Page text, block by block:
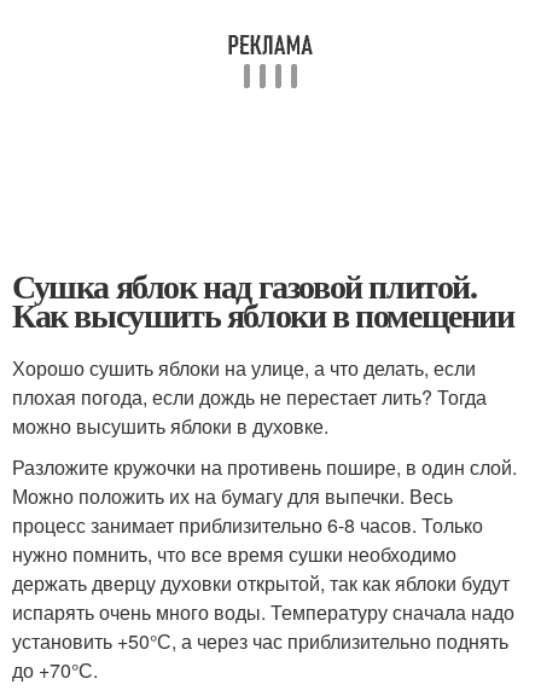
Сушка яблок над газовой плитой.
Как высушить яблоки в помещении
Хорошо сушить яблоки на улице, а что делать, если
плохая погода, если дождь не перестает лить? Тогда
можно высушить яблоки в духовке.
Разложите кружочки на противень пошире, в один слой.
Можно положить их на бумагу для выпечки. Весь
процесс занимает приблизительно 6-8 часов. Только
нужно помнить, что все время сушки необходимо
держать дверцу духовки открытой, так как яблоки будут
испарять очень много воды. Температуру сначала надо
установить +50°С, а через час приблизительно поднять
до +70°С.